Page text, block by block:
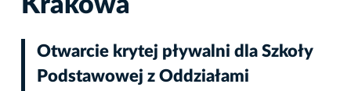
Otwarcie krytej pływalni dla Szkoły
Podstawowej z Oddziałami